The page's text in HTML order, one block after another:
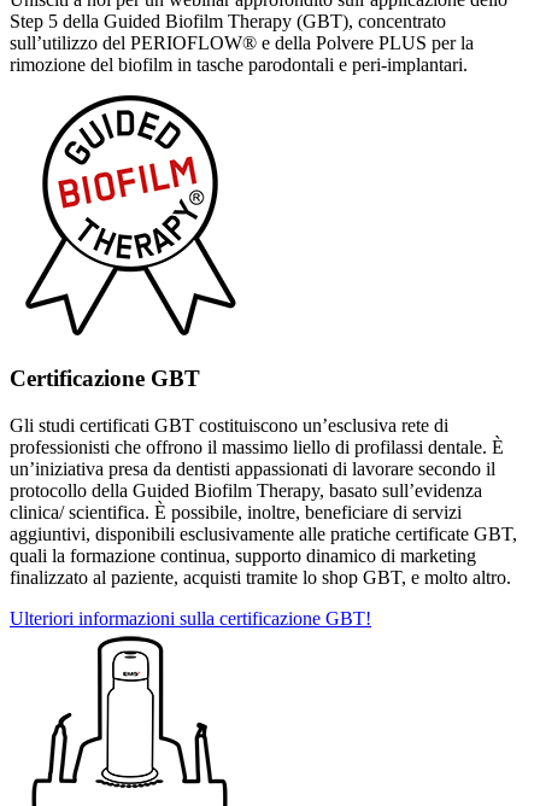
Step 5 della Guided Biofilm Therapy (GBT), concentrato
sull’utilizzo del PERIOFLOW® e della Polvere PLUS per la
rimozione del biofilm in tasche parodontali e peri-implantari.
Certificazione GBT
Gli studi certificati GBT costituiscono un’esclusiva rete di
professionisti che offrono il massimo liello di profilassi dentale. È
un’iniziativa presa da dentisti appassionati di lavorare secondo il
protocollo della Guided Biofilm Therapy, basato sull’evidenza
clinica/ scientifica. È possibile, inoltre, beneficiare di servizi
aggiuntivi, disponibili esclusivamente alle pratiche certificate GBT,
quali la formazione continua, supporto dinamico di marketing
finalizzato al paziente, acquisti tramite lo shop GBT, e molto altro.
Ulteriori informazioni sulla certificazione GBT!